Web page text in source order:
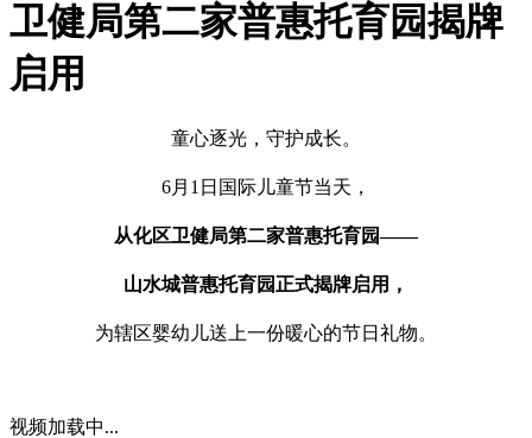
卫健局第二家普惠托育园揭牌
启用
童心逐光，守护成长。
6月1日国际儿童节当天，
从化区卫健局第二家普惠托育园——
山水城普惠托育园正式揭牌启用，
为辖区婴幼儿送上一份暖心的节日礼物。
视频加载中...